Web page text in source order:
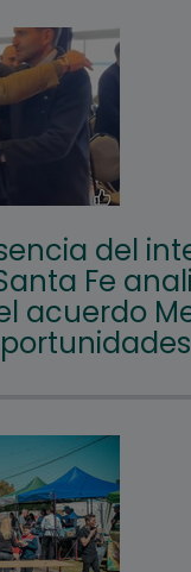
del
Fe
acuerdo